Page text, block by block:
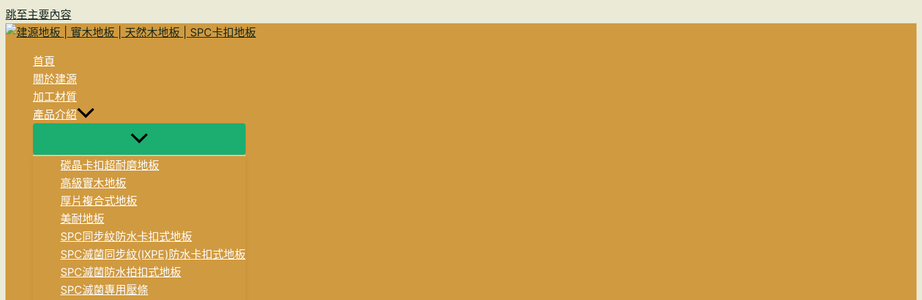
跳至主要內容
首頁
關於建源
加工材質
產品介紹
碳晶卡扣超耐磨地板
高級實木地板
厚片複合式地板
美耐地板
SPC同步紋防水卡扣式地板
SPC滅菌同步紋(IXPE)防水卡扣式地板
SPC滅菌防水拍扣式地板
SPC滅菌專用壓條